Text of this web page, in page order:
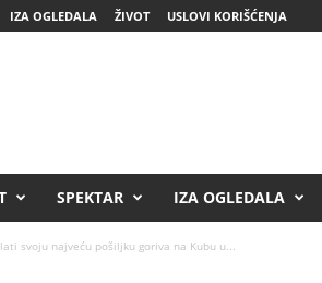
IZA OGLEDALA ŽIVOT USLOVI KORIŠĆENJA
SPEKTAR IZA OGLEDALA
svoju najveću pošiljku goriva na Kubu u...